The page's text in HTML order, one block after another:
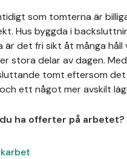
som tomterna är
Hus byggda i
är det fri sikt åt många
stora delar av dagen.
tomt eftersom det
ett något mer avskilt
ha offerter på arbetet?